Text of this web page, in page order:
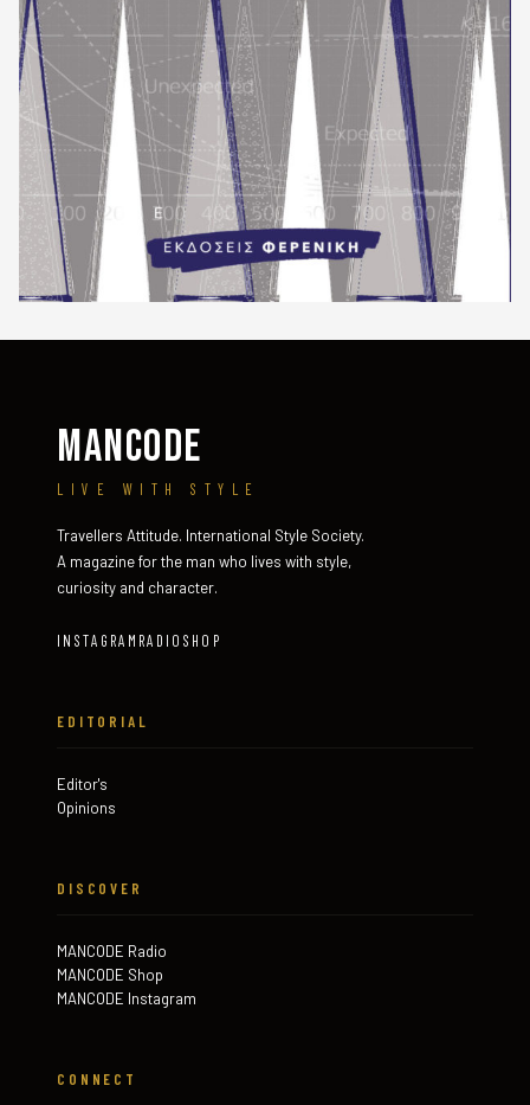
MANCODE
LIVE WITH STYLE
Travellers Attitude. International Style Society.
A magazine for the man who lives with style,
curiosity and character.
INSTAGRAM RADIO SHOP
EDITORIAL
Editor's
Opinions
DISCOVER
MANCODE Radio
MANCODE Shop
MANCODE Instagram
CONNECT